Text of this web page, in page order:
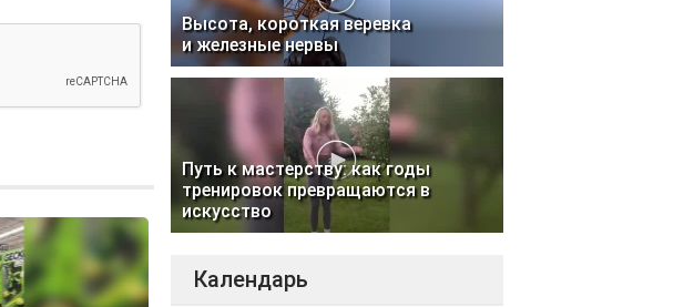
Высота, короткая веревка
и железные нервы
Путь к мастерству: как годы
тренировок превращаются в
искусство
Календарь